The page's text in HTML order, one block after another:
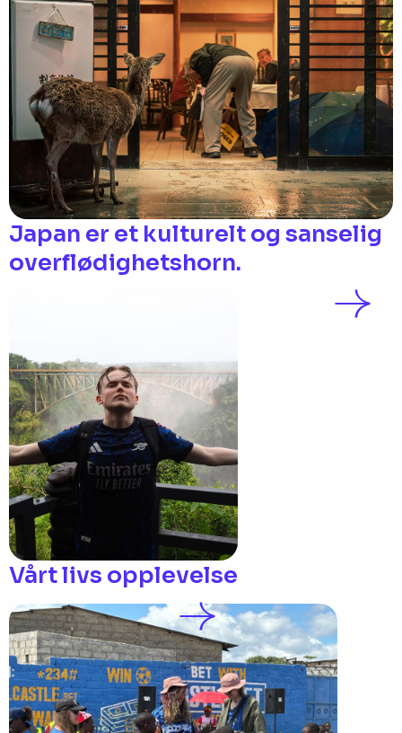
Japan er et kulturelt og sanselig
overflødighetshorn.
Vårt livs opplevelse